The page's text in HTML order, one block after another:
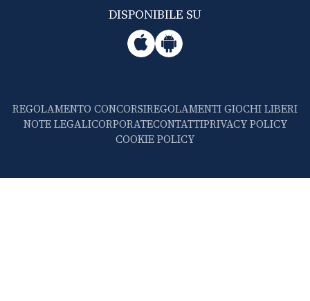
DISPONIBILE SU
REGOLAMENTO CONCORSIREGOLAMENTI GIOCHI LIBERI
NOTE LEGALICORPORATECONTATTIPRIVACY POLICY
COOKIE POLICY